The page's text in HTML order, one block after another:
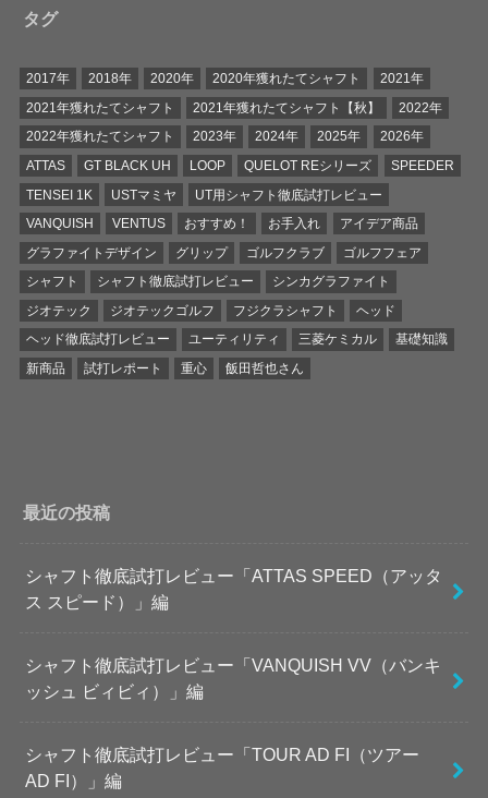
タグ
2017年 2018年 2020年 2020年獲れたてシャフト
2021年
2021年獲れたてシャフト
2021年獲れたてシャフト【秋】
2022年
2022年獲れたてシャフト
2023年 2024年 2025年
2026年
ATTAS
GT BLACK UH LOOP QUELOT REシリーズ
SPEEDER
TENSEI 1K
USTマミヤ
UT用シャフト徹底試打レビュー
VANQUISH
VENTUS おすすめ！ お手入れ
アイデア商品
グラファイトデザイン
グリップ ゴルフクラブ
ゴルフフェア
シャフト
シャフト徹底試打レビュー
シンカグラファイト
ジオテック
ジオテックゴルフ フジクラシャフト
ヘッド
ヘッド徹底試打レビュー
ユーティリティ 三菱ケミカル
基礎知識
新商品
試打レポート 重心 飯田哲也さん
最近の投稿
シャフト徹底試打レビュー「ATTAS SPEED（アッタ
ス スピード）」編
シャフト徹底試打レビュー「VANQUISH VV（バンキ
ッシュ ビィビィ）」編
シャフト徹底試打レビュー「TOUR AD FI（ツアー
AD FI）」編